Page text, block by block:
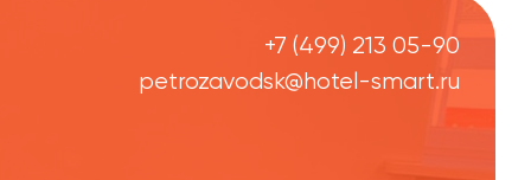
+7 (499) 213 05-90
petrozavodsk@hotel-smart.ru